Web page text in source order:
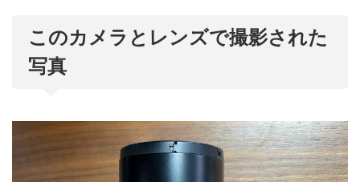
このカメラとレンズで撮影された
写真